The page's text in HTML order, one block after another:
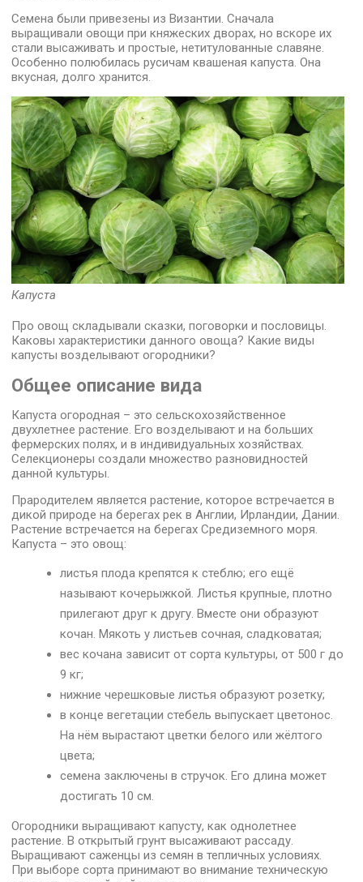
Семена были привезены из Византии. Сначала
выращивали овощи при княжеских дворах, но вскоре их
стали высаживать и простые, нетитулованные славяне.
Особенно полюбилась русичам квашеная капуста. Она
вкусная, долго хранится.
Капуста
Про овощ складывали сказки, поговорки и пословицы.
Каковы характеристики данного овоща? Какие виды
капусты возделывают огородники?
Общее описание вида
Капуста огородная – это сельскохозяйственное
двухлетнее растение. Его возделывают и на больших
фермерских полях, и в индивидуальных хозяйствах.
Селекционеры создали множество разновидностей
данной культуры.
Прародителем является растение, которое встречается в
дикой природе на берегах рек в Англии, Ирландии, Дании.
Растение встречается на берегах Средиземного моря.
Капуста – это овощ:
листья плода крепятся к стеблю; его ещё
называют кочерыжкой. Листья крупные, плотно
прилегают друг к другу. Вместе они образуют
кочан. Мякоть у листьев сочная, сладковатая;
вес кочана зависит от сорта культуры, от 500 г до
9 кг;
нижние черешковые листья образуют розетку;
в конце вегетации стебель выпускает цветонос.
На нём вырастают цветки белого или жёлтого
цвета;
семена заключены в стручок. Его длина может
достигать 10 см.
Огородники выращивают капусту, как однолетнее
растение. В открытый грунт высаживают рассаду.
Выращивают саженцы из семян в тепличных условиях.
При выборе сорта принимают во внимание техническую